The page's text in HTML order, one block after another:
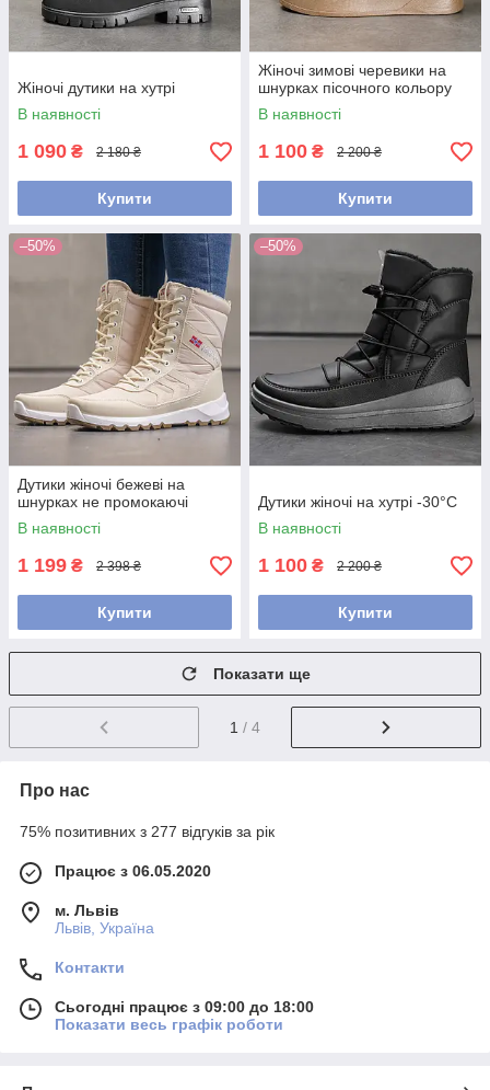
Жіночі дутики на хутрі
В наявності
1 090 ₴ 2 180 ₴
Купити
Жіночі зимові черевики на
шнурках пісочного кольору
В наявності
1 100 ₴ 2 200 ₴
Купити
–50%
Дутики жіночі бежеві на
шнурках не промокаючі
В наявності
1 199 ₴ 2 398 ₴
Купити
–50%
Дутики жіночі на хутрі -30°С
В наявності
1 100 ₴ 2 200 ₴
Купити
Показати ще
1 / 4
Про нас
75% позитивних з 277 відгуків за рік
Працює з 06.05.2020
м. Львів
Львів, Україна
Контакти
Сьогодні працює з 09:00 до 18:00
Показати весь графік роботи